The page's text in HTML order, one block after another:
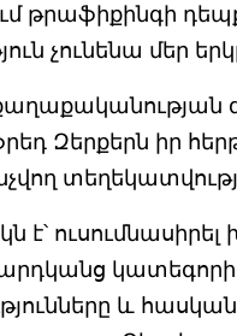
թրաֆիքինգի
չունենա մեր
Զերքերն իր
ուսումնասիրել
և